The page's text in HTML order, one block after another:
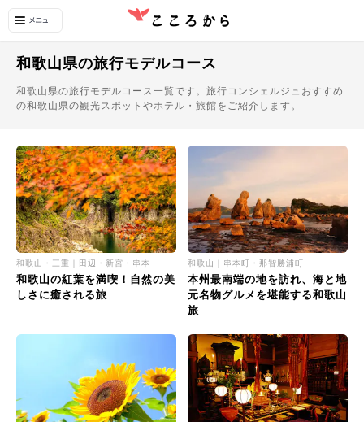
和歌山県の旅行モデルコース
和歌山県の旅行モデルコース一覧です。旅行コンシェルジュおすすめ
の和歌山県の観光スポットやホテル・旅館をご紹介します。
和歌山・三重｜田辺・新宮・串本
和歌山の紅葉を満喫！自然の美
しさに癒される旅
和歌山｜串本町・那智勝浦町
本州最南端の地を訪れ、海と地
元名物グルメを堪能する和歌山
旅